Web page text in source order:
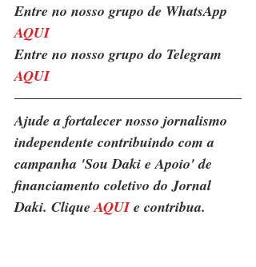
Entre no nosso grupo de WhatsApp
AQUI
Entre no nosso grupo do Telegram
AQUI
Ajude a fortalecer nosso jornalismo
independente contribuindo com a
campanha 'Sou Daki e Apoio' de
financiamento coletivo do Jornal
Daki. Clique AQUI e contribua.